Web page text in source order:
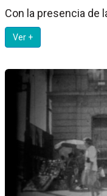
Con la presencia de
Ver +